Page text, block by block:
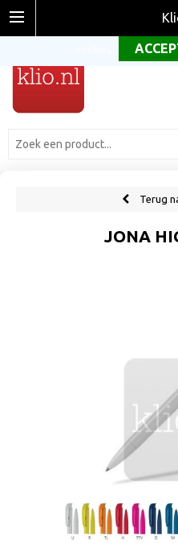
Terug
JONA
Om onze website optimaal te